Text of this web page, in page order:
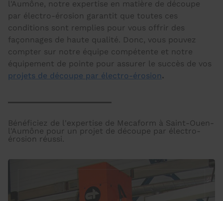
l'Aumône, notre expertise en matière de découpe
par électro-érosion garantit que toutes ces
conditions sont remplies pour vous offrir des
façonnages de haute qualité. Donc, vous pouvez
compter sur notre équipe compétente et notre
équipement de pointe pour assurer le succès de vos
projets de découpe par électro-érosion.
Bénéficiez de l'expertise de Mecaform à Saint-Ouen-
l'Aumône pour un projet de découpe par électro-
érosion réussi.